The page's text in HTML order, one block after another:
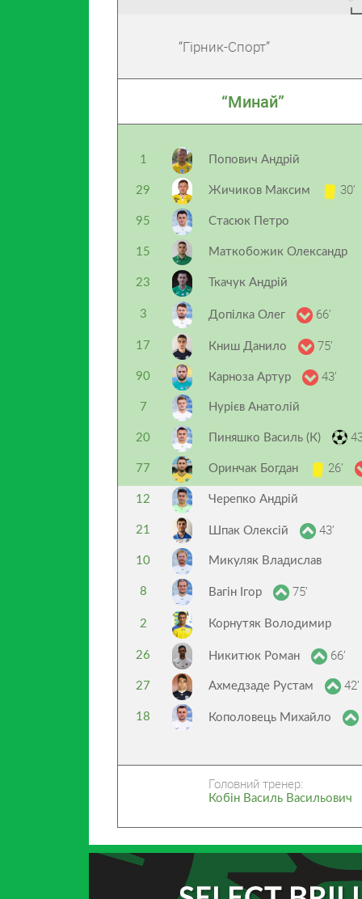
“Гірник-Спорт”
“Минай”
1 Попович Андрій
29 Жичиков Максим 30’
95 Стасюк Петро
15 Маткобожик Олександр
23 Ткачук Андрій
3 Допілка Олег 66’
17 Книш Данило 75’
90 Карноза Артур 43’
7 Нурієв Анатолій
20 Пиняшко Василь (К)
77 Оринчак Богдан 26’
12 Черепко Андрій
21 Шпак Олексій 43’
10 Микуляк Владислав
8 Вагін Ігор 75’
2 Корнутяк Володимир
26 Никитюк Роман 66’
27 Ахмедзаде Рустам 42’
18 Кополовець Михайло
Головний тренер:
Кобін Василь Васильович